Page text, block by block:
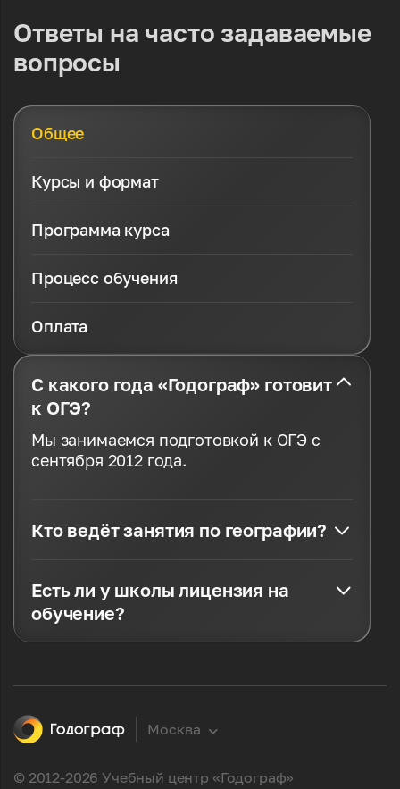
Ответы на часто задаваемые
вопросы
Общее
Курсы и формат
Программа курса
Процесс обучения
Оплата
С какого года «Годограф» готовит
к ОГЭ?
Мы занимаемся подготовкой к ОГЭ с
сентября 2012 года.
Кто ведёт занятия по географии?
Есть ли у школы лицензия на
обучение?
Москва
© 2012-2026 Учебный центр «Годограф»